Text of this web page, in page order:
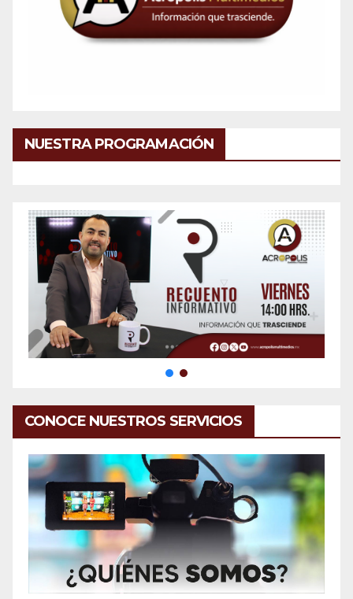
NUESTRA PROGRAMACIÓN
CONOCE NUESTROS SERVICIOS